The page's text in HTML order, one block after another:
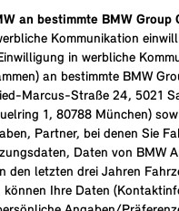
an bestimmte BMW
Kommunikation
in werbliche
an bestimmte BMW
Marcus-Straße 24, 5021
1, 80788 München)
Partner, bei denen Sie
Daten von BMW
den letzten drei Jahren
können Ihre Daten